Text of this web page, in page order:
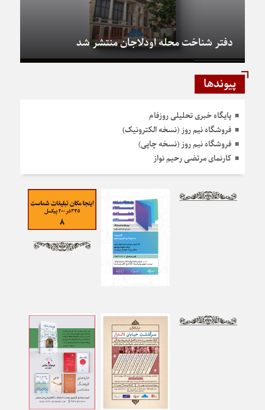
دفتر شناخت محله اودلاجان منتشر شد
پیوندها
پایگاه خبری تحلیلی روزفام
فروشگاه نیم روز (نسخه الکترونیک)
فروشگاه نیم روز (نسخه چاپی)
کارنمای مرتضی رحیم نواز